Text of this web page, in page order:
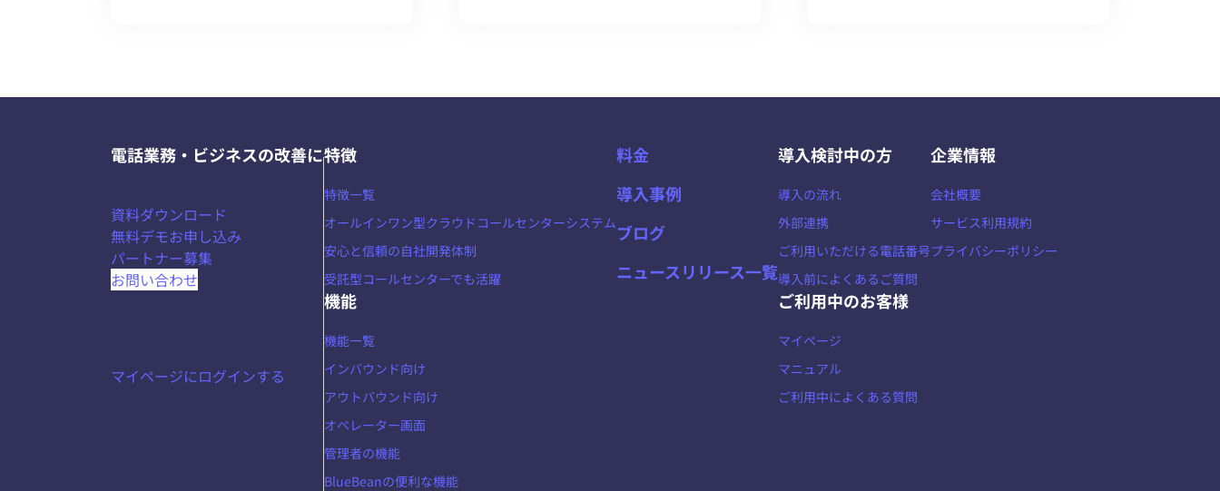
電話業務・ビジネスの改善に
資料ダウンロード
無料デモお申し込み
パートナー募集
お問い合わせ
マイページにログインする
特徴
特徴一覧
オールインワン型クラウドコールセンターシステム
安心と信頼の自社開発体制
受託型コールセンターでも活躍
機能
機能一覧
インバウンド向け
アウトバウンド向け
オペレーター画面
管理者の機能
BlueBeanの便利な機能
料金
導入事例
ブログ
ニュースリリース一覧
導入検討中の方
導入の流れ
外部連携
ご利用いただける電話番号
導入前によくあるご質問
ご利用中のお客様
マイページ
マニュアル
ご利用中によくある質問
企業情報
会社概要
サービス利用規約
プライバシーポリシー